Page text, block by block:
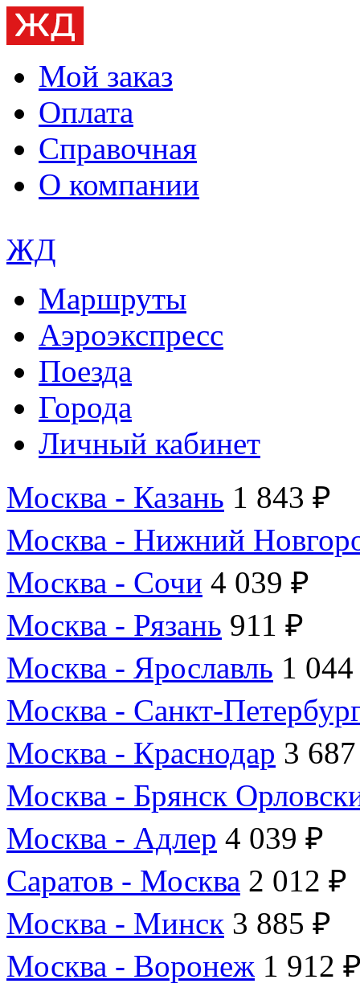
Мой заказ
Оплата
Справочная
О компании
ЖД
Маршруты
Аэроэкспресс
Поезда
Города
Личный кабинет
Москва - Казань 1 843 ₽
Москва - Нижний
Москва - Сочи 4 039 ₽
Москва - Рязань 911 ₽
Москва - Ярославль 1
Москва - Санкт-
Москва - Краснодар 3
Москва - Брянск
Москва - Адлер 4 039 ₽
Саратов - Москва 2 012 ₽
Москва - Минск 3 885 ₽
Москва - Воронеж 1 912